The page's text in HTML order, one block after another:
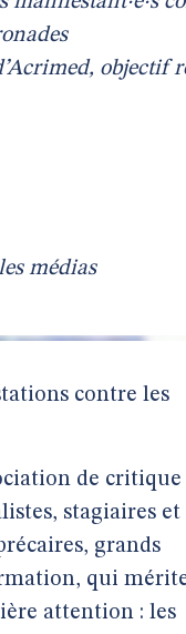
objectif
médias
contre les
de critique
stagiaires et
grands
qui
attention : les